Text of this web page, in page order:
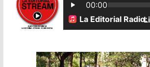
o
k
p
p